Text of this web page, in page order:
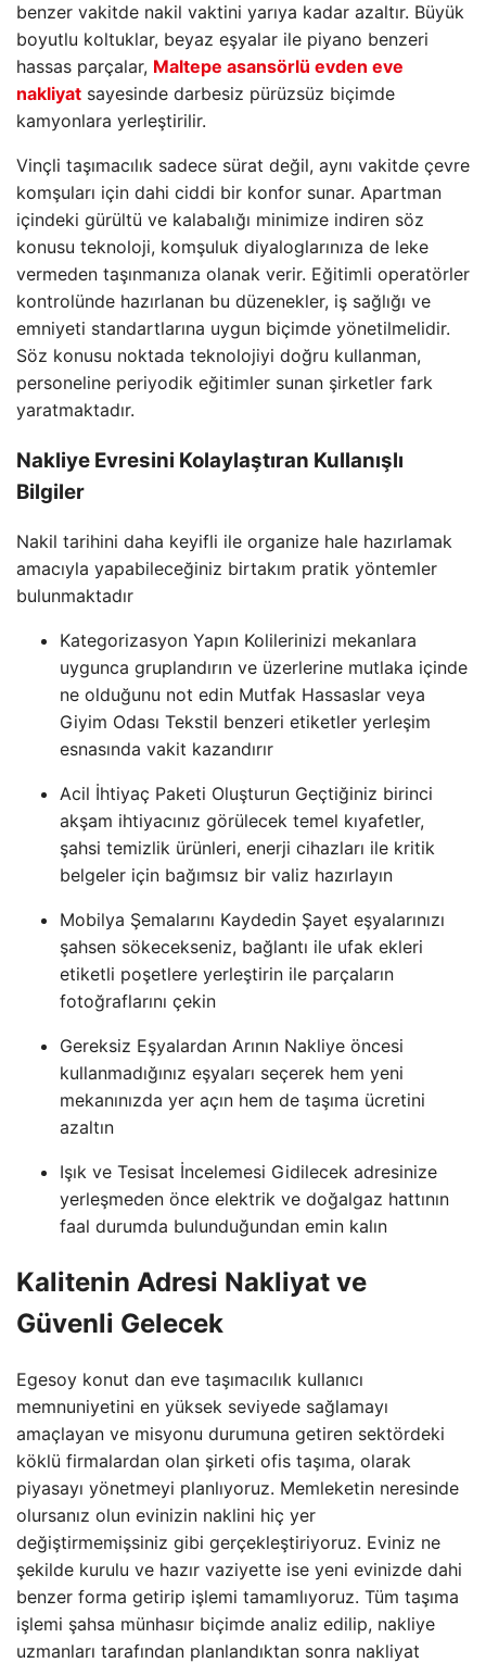
benzer vakitde nakil vaktini yarıya kadar azaltır. Büyük
boyutlu koltuklar, beyaz eşyalar ile piyano benzeri
hassas parçalar, Maltepe asansörlü evden eve
nakliyat sayesinde darbesiz pürüzsüz biçimde
kamyonlara yerleştirilir.
Vinçli taşımacılık sadece sürat değil, aynı vakitde çevre
komşuları için dahi ciddi bir konfor sunar. Apartman
içindeki gürültü ve kalabalığı minimize indiren söz
konusu teknoloji, komşuluk diyaloglarınıza de leke
vermeden taşınmanıza olanak verir. Eğitimli operatörler
kontrolünde hazırlanan bu düzenekler, iş sağlığı ve
emniyeti standartlarına uygun biçimde yönetilmelidir.
Söz konusu noktada teknolojiyi doğru kullanman,
personeline periyodik eğitimler sunan şirketler fark
yaratmaktadır.
Nakliye Evresini Kolaylaştıran Kullanışlı
Bilgiler
Nakil tarihini daha keyifli ile organize hale hazırlamak
amacıyla yapabileceğiniz birtakım pratik yöntemler
bulunmaktadır
Kategorizasyon Yapın Kolilerinizi mekanlara
uygunca gruplandırın ve üzerlerine mutlaka içinde
ne olduğunu not edin Mutfak Hassaslar veya
Giyim Odası Tekstil benzeri etiketler yerleşim
esnasında vakit kazandırır
Acil İhtiyaç Paketi Oluşturun Geçtiğiniz birinci
akşam ihtiyacınız görülecek temel kıyafetler,
şahsi temizlik ürünleri, enerji cihazları ile kritik
belgeler için bağımsız bir valiz hazırlayın
Mobilya Şemalarını Kaydedin Şayet eşyalarınızı
şahsen sökecekseniz, bağlantı ile ufak ekleri
etiketli poşetlere yerleştirin ile parçaların
fotoğraflarını çekin
Gereksiz Eşyalardan Arının Nakliye öncesi
kullanmadığınız eşyaları seçerek hem yeni
mekanınızda yer açın hem de taşıma ücretini
azaltın
Işık ve Tesisat İncelemesi Gidilecek adresinize
yerleşmeden önce elektrik ve doğalgaz hattının
faal durumda bulunduğundan emin kalın
Kalitenin Adresi Nakliyat ve
Güvenli Gelecek
Egesoy konut dan eve taşımacılık kullanıcı
memnuniyetini en yüksek seviyede sağlamayı
amaçlayan ve misyonu durumuna getiren sektördeki
köklü firmalardan olan şirketi ofis taşıma, olarak
piyasayı yönetmeyi planlıyoruz. Memleketin neresinde
olursanız olun evinizin naklini hiç yer
değiştirmemişsiniz gibi gerçekleştiriyoruz. Eviniz ne
şekilde kurulu ve hazır vaziyette ise yeni evinizde dahi
benzer forma getirip işlemi tamamlıyoruz. Tüm taşıma
işlemi şahsa münhasır biçimde analiz edilip, nakliye
uzmanları tarafından planlandıktan sonra nakliyat